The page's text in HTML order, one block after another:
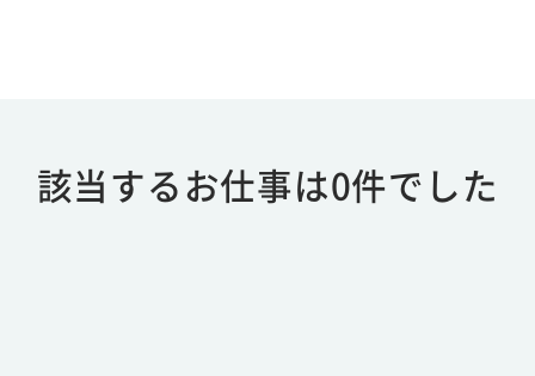
該当するお仕事は0件でした